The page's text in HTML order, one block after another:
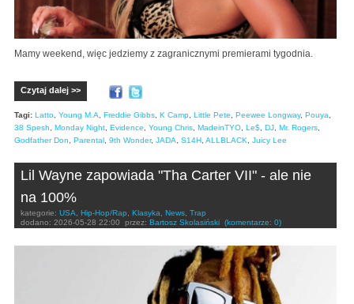
Mamy weekend, więc jedziemy z zagranicznymi premierami tygodnia.
Czytaj dalej >>
Tagi: Latto, Young M.A, Freddie Gibbs, K Camp, Little Pete, Peewee Longway, Pouya,
38 Spesh, Monday Night, Evidence, Young Chris, MadeinTYO, Le$, DJ, Mr. Rogers,
Godfather Don, Parental, 9th Wonder, JADA, S14H, ALLBLACK, Juicy Lee
Lil Wayne zapowiada "Tha Carter VII" - ale nie
na 100%
kategorie: USA, Hip-Hop/Rap, Klasyka, News, Trap
dodano: 2026-05-28 22:00 przez: Bartosz Skolasiński (komentarze: 0)